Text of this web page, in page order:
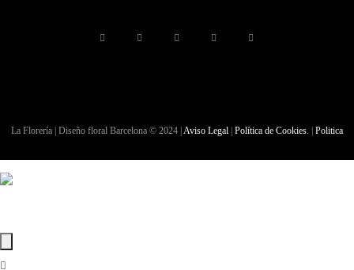
La Florería | Diseño floral Barcelona © 2024 | Aviso Legal Política de Cookies. | Politica